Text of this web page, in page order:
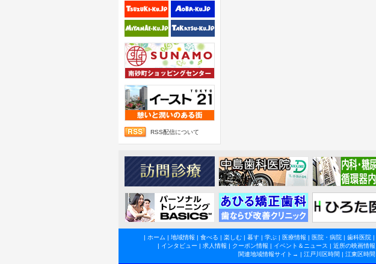
RSS配信について
| ホーム | 地域情報 | 食べる | 楽しむ| 暮す| 学ぶ| 医療情報 | 医院・病院| 歯科医院|
| インタビュー | 求人情報 | クーポン情報 | イベント＆ニュース | 近所の映画情報
関連地域情報サイト→ | 江戸川区時間 | 江東区時間